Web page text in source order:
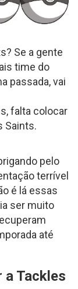
Se a gente
time do
passada, vai
falta colocar
Saints.
pelo
terrível
é lá essas
ser muito
até
a Tackles